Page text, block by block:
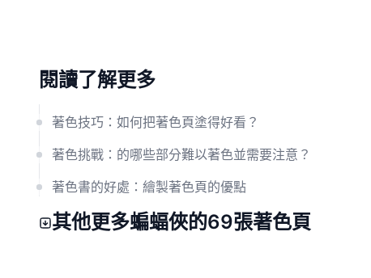
閱讀了解更多
著色技巧：如何把著色頁塗得好看？
著色挑戰：的哪些部分難以著色並需要注意？
著色書的好處：繪製著色頁的優點
其他更多蝙蝠俠的69張著色頁